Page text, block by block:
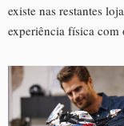
existe nas restantes
experiência física com